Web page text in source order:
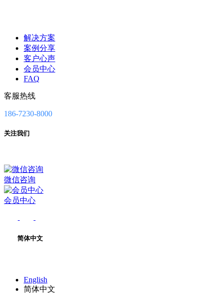
解决方案
案例分享
客户心声
会员中心
FAQ
客服热线
186-7230-8000
关注我们
微信咨询
会员中心
简体中文
English
简体中文